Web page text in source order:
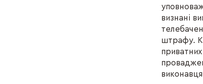
визнані
штрафу.